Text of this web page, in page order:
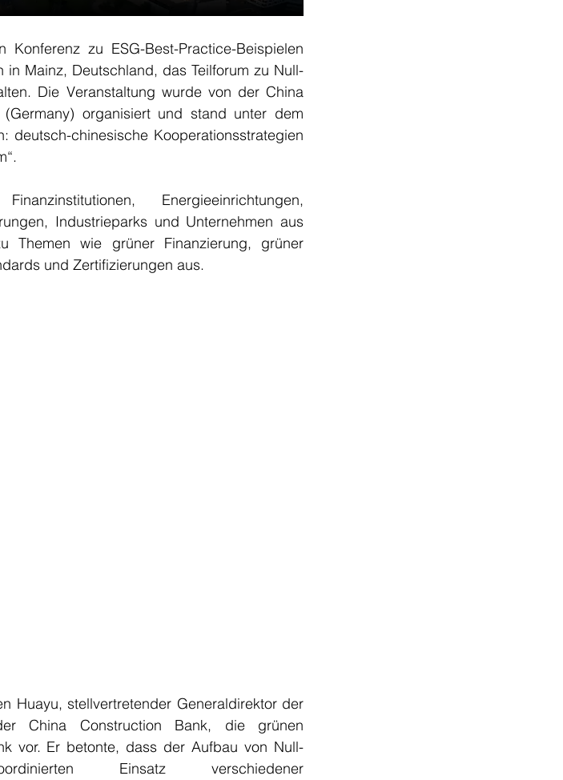
zu ESG-Best-Practice-Beispielen
Mainz, Deutschland, das Teilforum zu Null-
Die Veranstaltung wurde von der China
organisiert und stand unter dem
deutsch-chinesische Kooperationsstrategien
Energieeinrichtungen,
Industrieparks und Unternehmen aus
Themen wie grüner Finanzierung, grüner
und Zertifizierungen aus.
Huayu, stellvertretender Generaldirektor der
China Construction Bank, die grünen
vor. Er betonte, dass der Aufbau von Null-
Einsatz verschiedener